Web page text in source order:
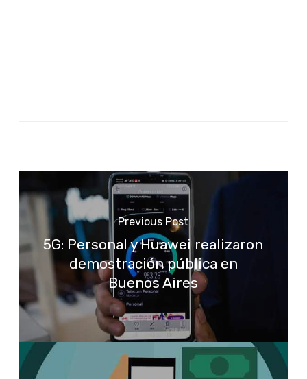
Previous Post
5G: Personal y Huawei realizaron
demostración pública en
Buenos Aires